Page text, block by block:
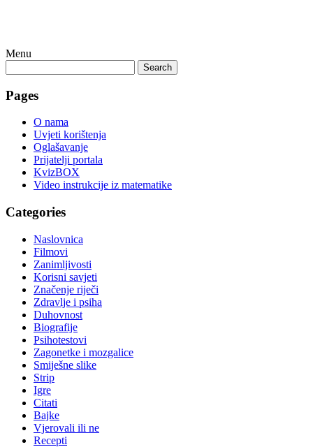
Menu
Search
Pages
O nama
Uvjeti korištenja
Oglašavanje
Prijatelji portala
KvizBOX
Video instrukcije iz matematike
Categories
Naslovnica
Filmovi
Zanimljivosti
Korisni savjeti
Značenje riječi
Zdravlje i psiha
Duhovnost
Biografije
Psihotestovi
Zagonetke i mozgalice
Smiješne slike
Strip
Igre
Citati
Bajke
Vjerovali ili ne
Recepti